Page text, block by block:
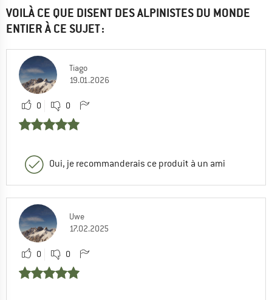
VOILÀ CE QUE DISENT DES ALPINISTES DU MONDE
ENTIER À CE SUJET :
Tiago
19.01.2026
0 0
Oui, je recommanderais ce produit à un ami
Uwe
17.02.2025
0 0